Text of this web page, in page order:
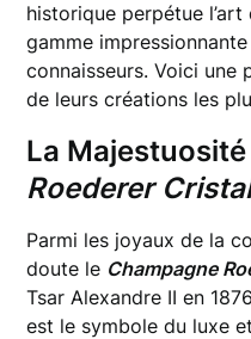
historique perpétue
gamme
connaisseurs. Voici une
de leurs créations les
La Majestuosité
Roederer
Parmi les joyaux de la
doute le Champagne
Tsar Alexandre II en
est le symbole du luxe